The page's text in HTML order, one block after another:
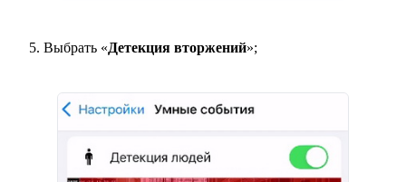
Выбрать «Детекция вторжений»;